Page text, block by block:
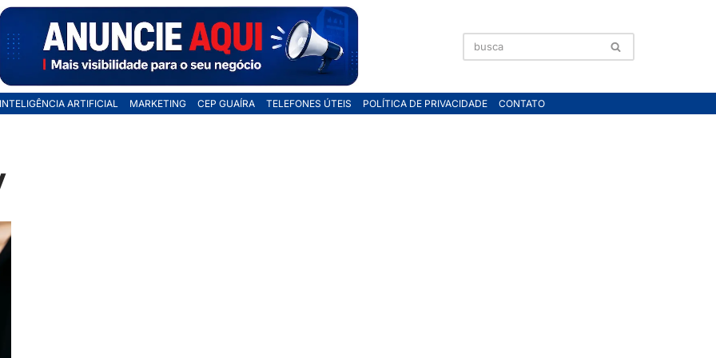
ARTIFICIAL MARKETING CEP GUAÍRA TELEFONES ÚTEIS POLÍTICA DE PRIVACIDADE CONTATO